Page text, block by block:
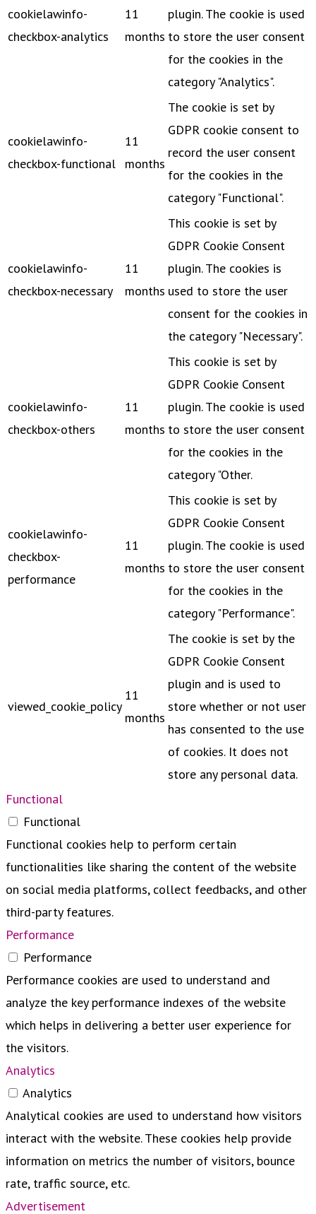
cookielawinfo-
checkbox-analytics
11
months
plugin. The cookie is used
to store the user consent
for the cookies in the
category "Analytics".
cookielawinfo-
checkbox-functional
11
months
The cookie is set by
GDPR cookie consent to
record the user consent
for the cookies in the
category "Functional".
cookielawinfo-
checkbox-necessary
11
months
This cookie is set by
GDPR Cookie Consent
plugin. The cookies is
used to store the user
consent for the cookies in
the category "Necessary".
cookielawinfo-
checkbox-others
11
months
This cookie is set by
GDPR Cookie Consent
plugin. The cookie is used
to store the user consent
for the cookies in the
category "Other.
cookielawinfo-
checkbox-
performance
11
months
This cookie is set by
GDPR Cookie Consent
plugin. The cookie is used
to store the user consent
for the cookies in the
category "Performance".
viewed_cookie_policy
11
months
The cookie is set by the
GDPR Cookie Consent
plugin and is used to
store whether or not user
has consented to the use
of cookies. It does not
store any personal data.
Functional
Functional
Functional cookies help to perform certain
functionalities like sharing the content of the website
on social media platforms, collect feedbacks, and other
third-party features.
Performance
Performance
Performance cookies are used to understand and
analyze the key performance indexes of the website
which helps in delivering a better user experience for
the visitors.
Analytics
Analytics
Analytical cookies are used to understand how visitors
interact with the website. These cookies help provide
information on metrics the number of visitors, bounce
rate, traffic source, etc.
Advertisement